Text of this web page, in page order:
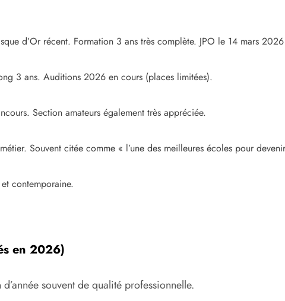
d’Or récent. Formation 3 ans très complète. JPO le 14 mars
3 ans. Auditions 2026 en cours (places limitées).
Section amateurs également très appréciée.
Souvent citée comme « l’une des meilleures écoles pour
contemporaine.
en 2026)
souvent de qualité professionnelle.